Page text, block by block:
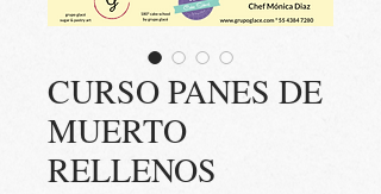
CURSO PANES DE
MUERTO
RELLENOS